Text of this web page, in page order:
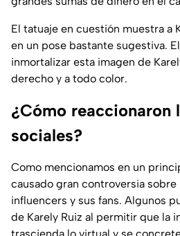
El tatuaje en cuestión muestra a
en un pose bastante sugestiva.
inmortalizar esta imagen de
derecho y a todo color.
¿Cómo reaccionaron
sociales?
Como mencionamos en un
causado gran controversia
influencers y sus fans. Algunos
de Karely Ruiz al permitir que la